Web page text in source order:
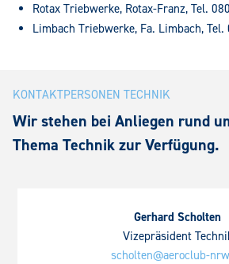
Rotax Triebwerke, Rotax-Franz, Tel.
Limbach Triebwerke, Fa. Limbach,
KONTAKTPERSONEN TECHNIK
Wir stehen bei Anliegen rund
Thema Technik zur Verfügung.
Gerhard Scholten
Vizepräsident
scholten@aeroclub-